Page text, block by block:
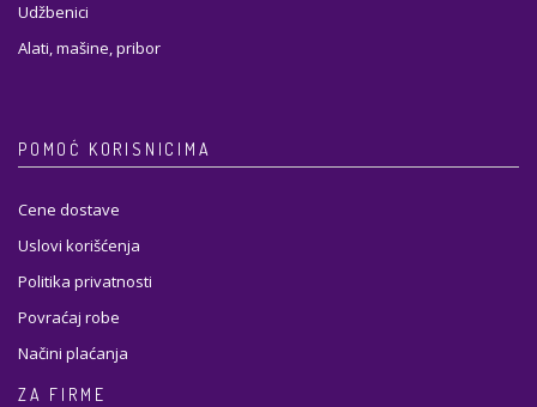
Udžbenici
Alati, mašine, pribor
POMOĆ KORISNICIMA
Cene dostave
Uslovi korišćenja
Politika privatnosti
Povraćaj robe
Načini plaćanja
ZA FIRME